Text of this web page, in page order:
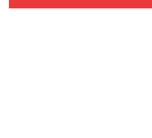
ЭМЭГТЭЙ АНГИЛЛЫН БАРАА